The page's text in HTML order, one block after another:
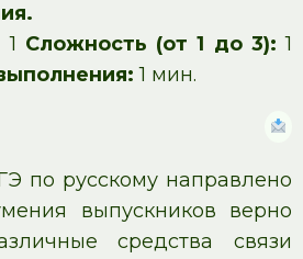
1 Сложность (от 1 до 3): 1
1 мин.
по русскому направлено
выпускников верно
средства связи